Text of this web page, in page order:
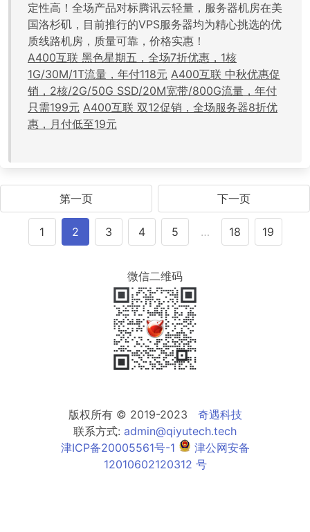
定性高！全场产品对标腾讯云轻量，服务器机房在美
国洛杉矶，目前推行的VPS服务器均为精心挑选的优
质线路机房，质量可靠，价格实惠！
A400互联 黑色星期五，全场7折优惠，1核
1G/30M/1T流量，年付118元 A400互联 中秋优惠促
销，2核/2G/50G SSD/20M宽带/800G流量，年付
只需199元 A400互联 双12促销，全场服务器8折优
惠，月付低至19元
第一页 下一页
1 2 3 4 5 … 18 19
微信二维码
版权所有 © 2019-2023 奇遇科技
联系方式: admin@qiyutech.tech
津ICP备20005561号-1
津公网安备
12010602120312 号